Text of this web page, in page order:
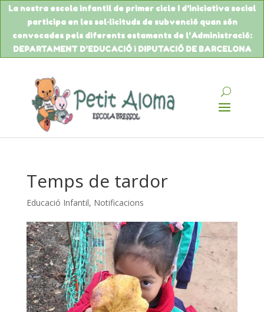
La nostra escola infantil de primer cicle I d’iniciativa social
participa en les sol·licituds de subvencióquan són
convocades pels diferents estaments de l’Administració:
DEPARTAMENT D’EDUCACIÓi DIPUTACIÓ DE BARCELONA
Temps de tardor
Educació Infantil, Notificacions